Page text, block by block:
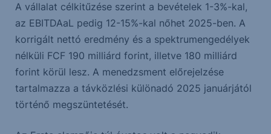
A vállalat célkitűzése szerint a bevételek 1-3%-kal,
az EBITDAaL pedig 12-15%-kal nőhet 2025-ben. A
korrigált nettó eredmény és a spektrumengedélyek
nélküli FCF 190 milliárd forint, illetve 180 milliárd
forint körül lesz. A menedzsment előrejelzése
tartalmazza a távközlési különadó 2025 januárjától
történő megszüntetését.